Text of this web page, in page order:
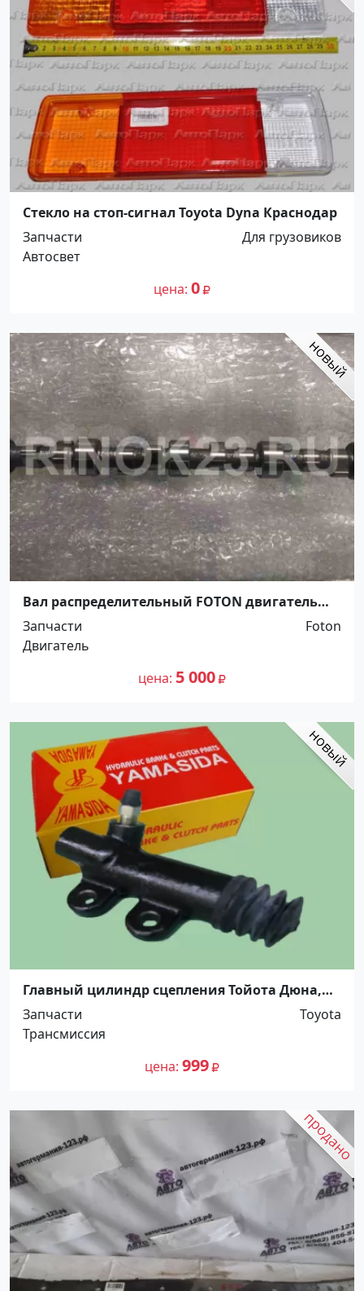
Стекло на стоп-сигнал Toyota Dyna Краснодар
Запчасти
Для грузовиков
Автосвет
цена 0
Вал распределительный FOTON двигатель
Cummins ISF 2.8L Краснодар
Запчасти
Foton
Двигатель
цена 5 000
Главный цилиндр сцепления Тойота Дюна,
ТойоАце. Распродажа! До -100%! Краснодар
Запчасти
Toyota
Трансмиссия
цена 999